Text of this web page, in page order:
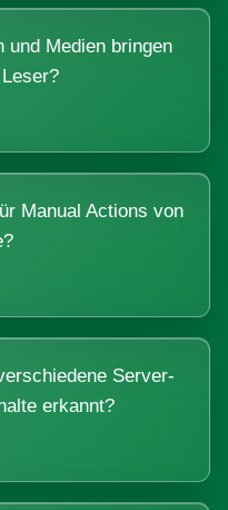
und Medien bringen
Manual Actions von
Server-
erkannt?